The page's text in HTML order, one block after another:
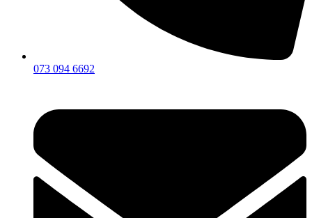
073 094 6692